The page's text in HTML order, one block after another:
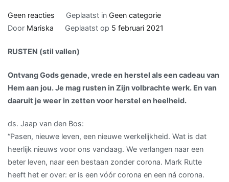
Geen reacties
Het
normaal
Geplaatst in Geen categorie
Door Mariska Geplaatst op 5 februari 2021
RUSTEN (stil vallen)
Ontvang Gods genade, vrede en herstel als een cadeau van
Hem aan jou. Je mag rusten in Zijn volbrachte werk. En van
daaruit je weer in zetten voor herstel en heelheid.
ds. Jaap van den Bos:
“Pasen, nieuwe leven, een nieuwe werkelijkheid. Wat is dat
heerlijk nieuws voor ons vandaag. We verlangen naar een
beter leven, naar een bestaan zonder corona. Mark Rutte
heeft het er over: er is een vóór corona en een ná corona.